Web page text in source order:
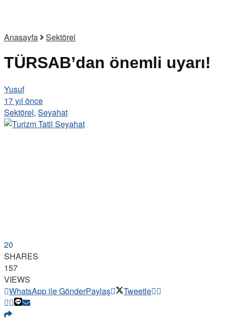
Anasayfa Sektörel
TÜRSAB’dan önemli uyarı!
Yusuf
17 yıl önce
Sektörel, Seyahat
20
SHARES
157
VIEWS
WhatsApp ile GönderPaylaş Tweetle